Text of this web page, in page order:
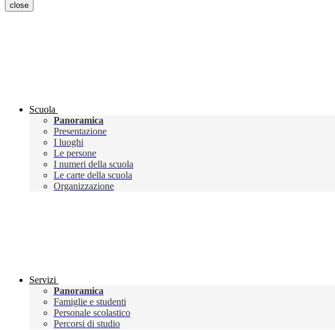
close
Scuola
Panoramica
Presentazione
I luoghi
Le persone
I numeri della scuola
Le carte della scuola
Organizzazione
Servizi
Panoramica
Famiglie e studenti
Personale scolastico
Percorsi di studio